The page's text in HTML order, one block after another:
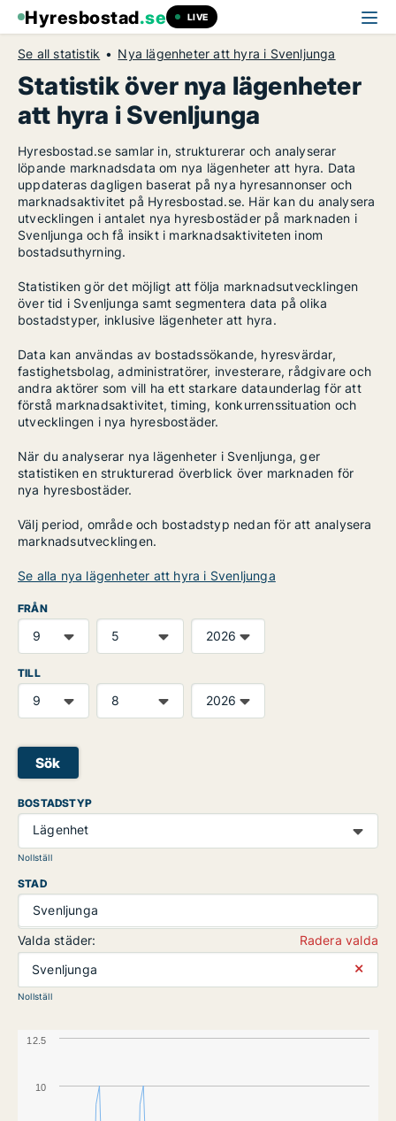
Hyresbostad.se LIVE
Se all statistik Nya lägenheter att hyra i Svenljunga
Statistik över nya lägenheter
att hyra i Svenljunga
Hyresbostad.se samlar in, strukturerar och analyserar
löpande marknadsdata om nya lägenheter att hyra. Data
uppdateras dagligen baserat på nya hyresannonser och
marknadsaktivitet på Hyresbostad.se. Här kan du analysera
utvecklingen i antalet nya hyresbostäder på marknaden i
Svenljunga och få insikt i marknadsaktiviteten inom
bostadsuthyrning.
Statistiken gör det möjligt att följa marknadsutvecklingen
över tid i Svenljunga samt segmentera data på olika
bostadstyper, inklusive lägenheter att hyra.
Data kan användas av bostadssökande, hyresvärdar,
fastighetsbolag, administratörer, investerare, rådgivare och
andra aktörer som vill ha ett starkare dataunderlag för att
förstå marknadsaktivitet, timing, konkurrenssituation och
utvecklingen i nya hyresbostäder.
När du analyserar nya lägenheter i Svenljunga, ger
statistiken en strukturerad överblick över marknaden för
nya hyresbostäder.
Välj period, område och bostadstyp nedan för att analysera
marknadsutvecklingen.
Se alla nya lägenheter att hyra i Svenljunga
FRÅN
TILL
Sök
BOSTADSTYP
Lägenhet
Nollställ
STAD
Svenljunga
Valda städer:
Radera valda
Svenljunga
⨯
Nollställ
10
12.5